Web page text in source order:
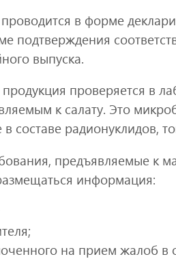
в форме
подтверждения
выпуска.
проверяется в
к салату. Это
составе радионуклидов,
предъявляемые к
информация:
на прием жалоб в